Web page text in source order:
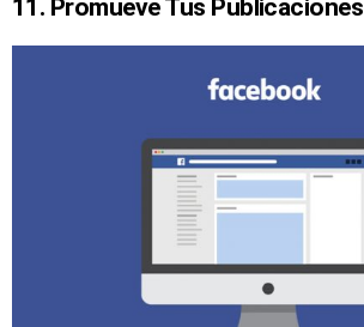
11. Promueve Tus Publicaciones